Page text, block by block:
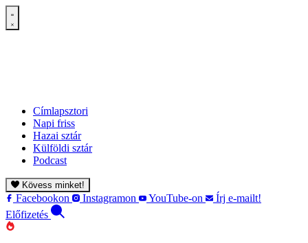
Címlapsztori
Napi friss
Hazai sztár
Külföldi sztár
Podcast
Kövess minket!
Facebookon Instagramon YouTube-on
Írj e-mailt!
Előfizetés